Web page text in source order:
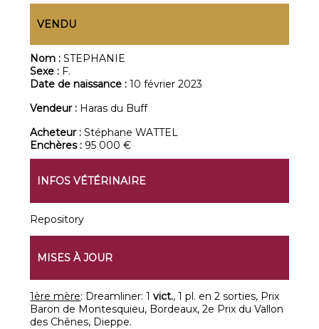
VENDU
Nom :STEPHANIE
Sexe : F.
Date de naissance :10 février 2023
Vendeur : Haras du Buff
Acheteur :Stéphane WATTEL
Enchères : 95 000 €
INFOS VÉTÉRINAIRE
Repository
MISES À JOUR
1ère mère: Dreamliner: 1vict., 1 pl. en 2 sorties, Prix
Baron de Montesquieu, Bordeaux, 2e Prix du Vallon
des Chênes, Dieppe.